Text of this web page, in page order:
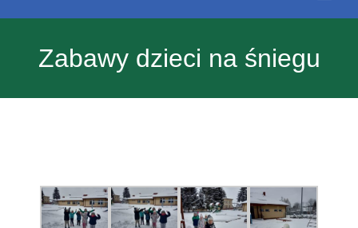
Zabawy dzieci na śniegu